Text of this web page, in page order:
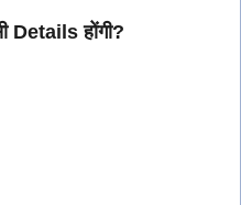
Details होंगी?